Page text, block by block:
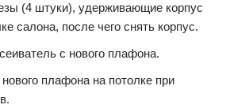
(4 штуки), удерживающие корпус
салона, после чего снять корпус.
с нового плафона.
плафона на потолке при